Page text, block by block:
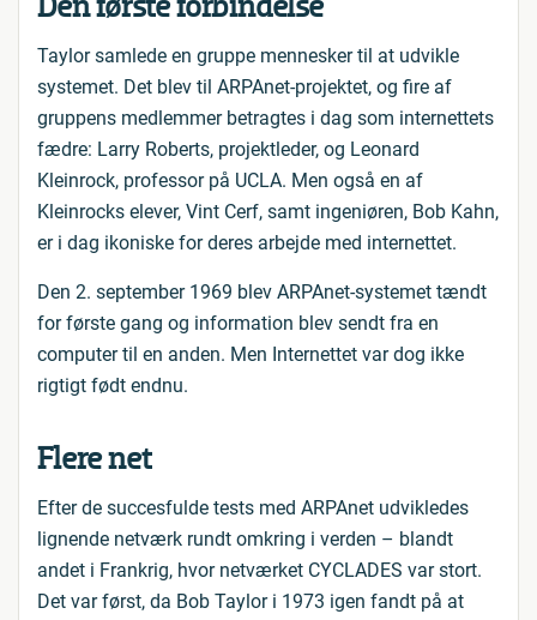
Taylor samlede en gruppe mennesker til at udvikle
systemet. Det blev til ARPAnet-projektet, og fire af
gruppens medlemmer betragtes i dag som internettets
fædre: Larry Roberts, projektleder, og Leonard
Kleinrock, professor på UCLA. Men også en af
Kleinrocks elever, Vint Cerf, samt ingeniøren, Bob Kahn,
er i dag ikoniske for deres arbejde med internettet.
Den 2. september 1969 blev ARPAnet-systemet tændt
for første gang og information blev sendt fra en
computer til en anden. Men Internettet var dog ikke
rigtigt født endnu.
Flere net
Efter de succesfulde tests med ARPAnet udvikledes
lignende netværk rundt omkring i verden – blandt
andet i Frankrig, hvor netværket CYCLADES var stort.
Det var først, da Bob Taylor i 1973 igen fandt på at